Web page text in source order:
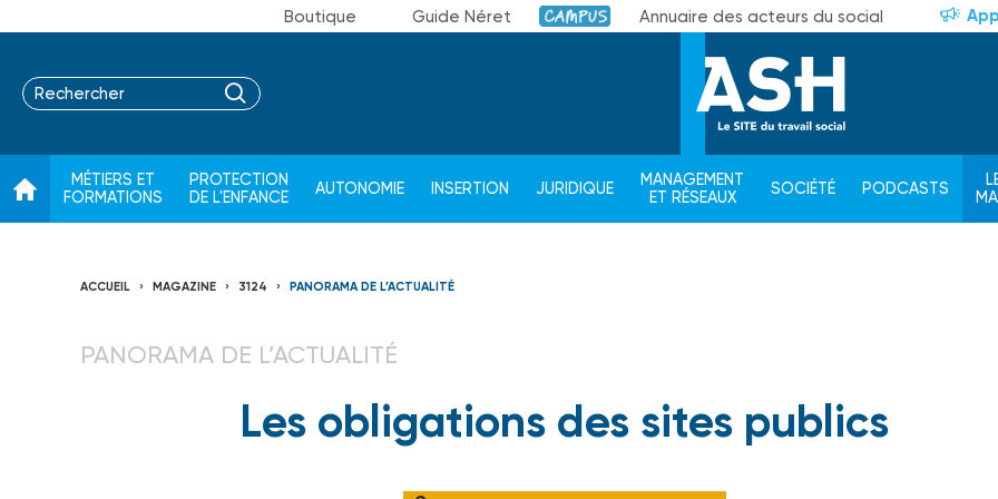
Boutique Guide Néret Campus Annuaire des acteurs du social
MÉTIERS ET
FORMATIONS
PROTECTION
DE L'ENFANCE
AUTONOMIE INSERTION JURIDIQUE
MANAGEMENT
ET RÉSEAUX
SOCIÉTÉ PODCASTS
ACCUEIL MAGAZINE 3124 PANORAMA DE L’ACTUALITÉ
PANORAMA DE L’ACTUALITÉ
Les obligations des sites publics